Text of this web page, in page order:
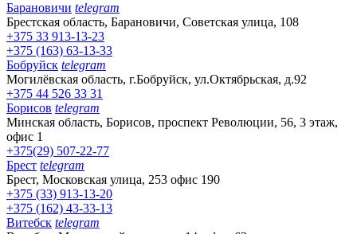
Барановичи telegram
Брестская область, Барановичи, Советская улица, 108
+375 33 913-13-23
+375 (163) 63-13-33
Бобруйск telegram
Могилёвская область, г.Бобруйск, ул.Октябрьская, д.92
+375 44 526 33 31
Борисов telegram
Минская область, Борисов, проспект Революции, 56, 3 этаж,
офис 1
+375(29) 507-22-77
Брест telegram
Брест, Московская улица, 253 офис 190
+375 (33) 913-13-20
+375 (162) 43-33-13
Витебск telegram